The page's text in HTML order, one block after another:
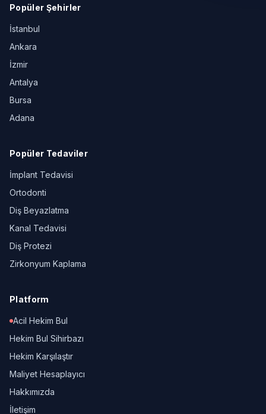
Popüler Şehirler
İstanbul
Ankara
İzmir
Antalya
Bursa
Adana
Popüler Tedaviler
İmplant Tedavisi
Ortodonti
Diş Beyazlatma
Kanal Tedavisi
Diş Protezi
Zirkonyum Kaplama
Platform
Acil Hekim Bul
Hekim Bul Sihirbazı
Hekim Karşılaştır
Maliyet Hesaplayıcı
Hakkımızda
İletişim